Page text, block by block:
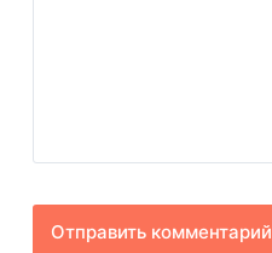
Отправить комментарий